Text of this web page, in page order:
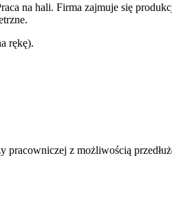
na hali. Firma zajmuje się
rękę).
z możliwością